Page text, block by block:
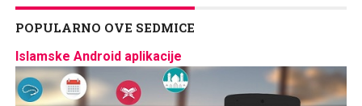
POPULARNO OVE SEDMICE
Islamske Android aplikacije